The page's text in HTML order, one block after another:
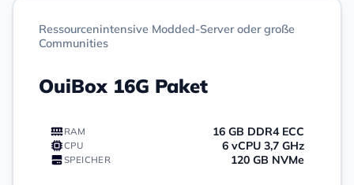
Ressourcenintensive Modded-Server oder große
Communities
OuiBox 16G Paket
RAM 16 GB DDR4 ECC
CPU 6 vCPU 3,7 GHz
SPEICHER 120 GB NVMe